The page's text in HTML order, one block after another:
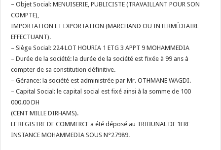
– Objet Social: MENUISERIE, PUBLICISTE (TRAVAILLANT POUR SON
COMPTE),
IMPORTATION ET EXPORTATION (MARCHAND OU INTERMÉDIAIRE
EFFECTUANT).
– Siège Social: 224 LOT HOURIA 1 ETG 3 APPT 9 MOHAMMEDIA
– Durée de la société: la durée de la société est fixée à 99 ans à
compter de sa constitution définitive.
– Gérance: la société est administrée par Mr. OTHMANE WAGDI.
– Capital Social: le capital social est fixé ainsi à la somme de 100
000.00 DH
(CENT MILLE DIRHAMS).
LE REGISTRE DE COMMERCE a été déposé au TRIBUNAL DE 1ERE
INSTANCE MOHAMMEDIA SOUS N°27989.